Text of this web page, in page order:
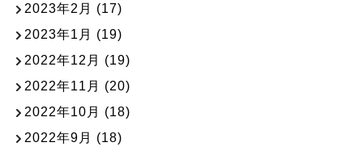
2023年2月 (17)
2023年1月 (19)
2022年12月 (19)
2022年11月 (20)
2022年10月 (18)
2022年9月 (18)